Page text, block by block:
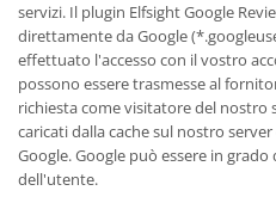
servizi. Il plugin Elfsight Google
direttamente da Google
effettuato l'accesso con il vostro
possono essere trasmesse al
richiesta come visitatore del nostro
caricati dalla cache sul nostro
Google. Google può essere in
dell'utente.